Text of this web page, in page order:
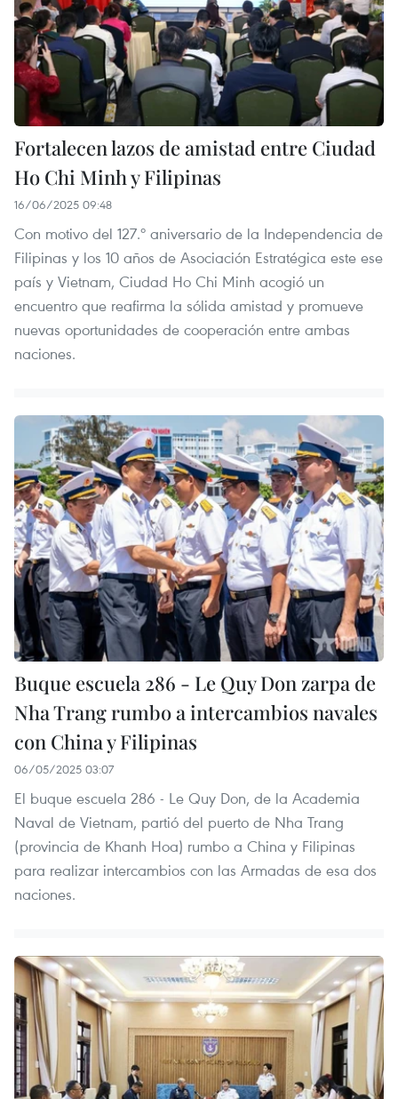
Fortalecen lazos de amistad entre Ciudad
Ho Chi Minh y Filipinas
16/06/2025 09:48
Con motivo del 127.º aniversario de la Independencia de
Filipinas y los 10 años de Asociación Estratégica este ese
país y Vietnam, Ciudad Ho Chi Minh acogió un
encuentro que reafirma la sólida amistad y promueve
nuevas oportunidades de cooperación entre ambas
naciones.
Buque escuela 286 - Le Quy Don zarpa de
Nha Trang rumbo a intercambios navales
con China y Filipinas
06/05/2025 03:07
El buque escuela 286 - Le Quy Don, de la Academia
Naval de Vietnam, partió del puerto de Nha Trang
(provincia de Khanh Hoa) rumbo a China y Filipinas
para realizar intercambios con las Armadas de esa dos
naciones.